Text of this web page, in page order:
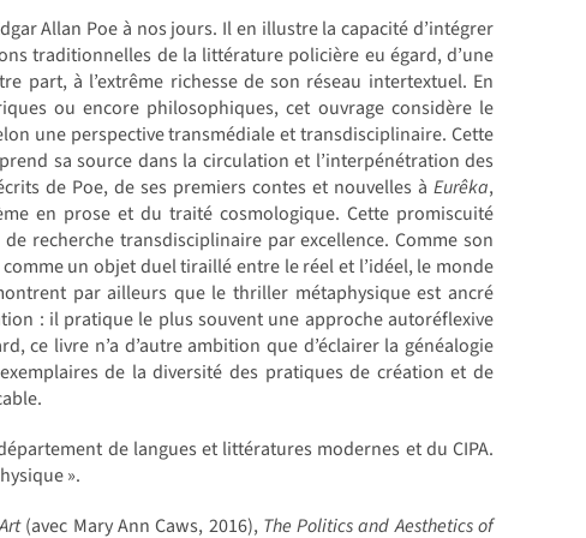
Allan Poe à nos jours. Il en illustre la capacité d’intégrer
traditionnelles de la littérature policière eu égard, d’une
part, à l’extrême richesse de son réseau intertextuel. En
ou encore philosophiques, cet ouvrage considère le
une perspective transmédiale et transdisciplinaire. Cette
sa source dans la circulation et l’interpénétration des
de Poe, de ses premiers contes et nouvelles à Eurêka,
en prose et du traité cosmologique. Cette promiscuité
recherche transdisciplinaire par excellence. Comme son
un objet duel tiraillé entre le réel et l’idéel, le monde
par ailleurs que le thriller métaphysique est ancré
: il pratique le plus souvent une approche autoréflexive
ce livre n’a d’autre ambition que d’éclairer la généalogie
de la diversité des pratiques de création et de
de langues et littératures modernes et du CIPA.
».
(avec Mary Ann Caws, 2016), The Politics and Aesthetics of